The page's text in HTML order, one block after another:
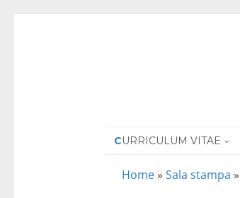
CURRICULUM VITAE
Home » Sala stampa »